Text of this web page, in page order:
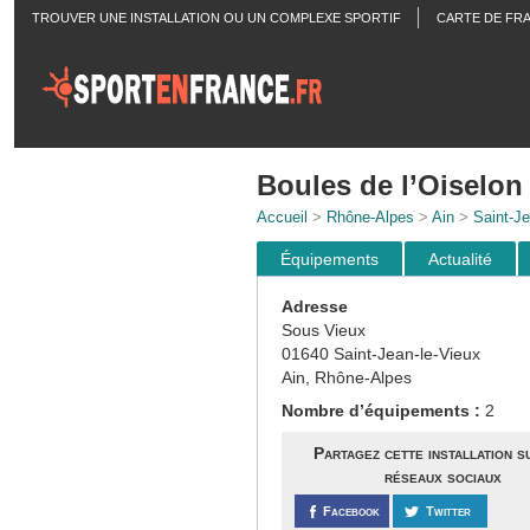
TROUVER UNE INSTALLATION OU UN COMPLEXE SPORTIF CARTE DE
Boules de l’Oiselon
Accueil > Rhône-Alpes > Ain> Saint-
Équipements Actualité
Adresse
Sous Vieux
01640 Saint-Jean-le-Vieux
Ain, Rhône-Alpes
Nombre d’équipements : 2
Partagez cette installation
réseaux sociaux
Facebook Twitter